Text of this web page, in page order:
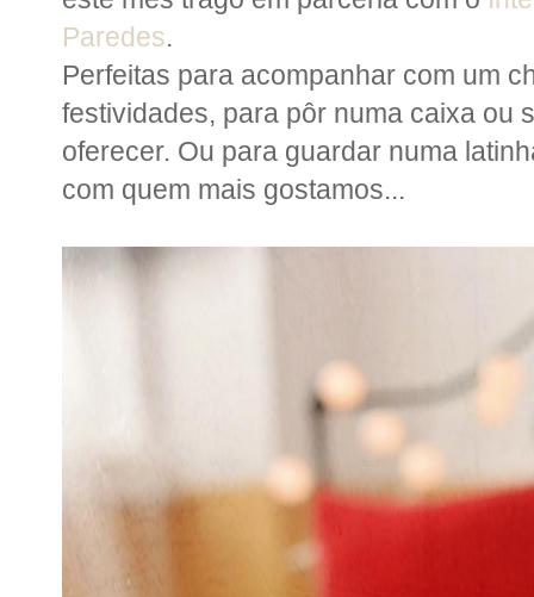
Paredes.
Perfeitas para acompanhar com um
festividades, para pôr numa caixa ou
oferecer. Ou para guardar numa
com quem mais gostamos...